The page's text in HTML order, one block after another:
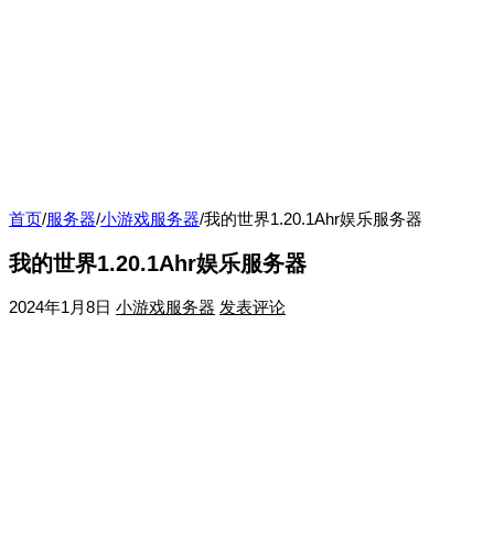
首页/服务器/小游戏服务器/我的世界1.20.1Ahr娱乐服务器
我的世界1.20.1Ahr娱乐服务器
2024年1月8日 小游戏服务器 发表评论